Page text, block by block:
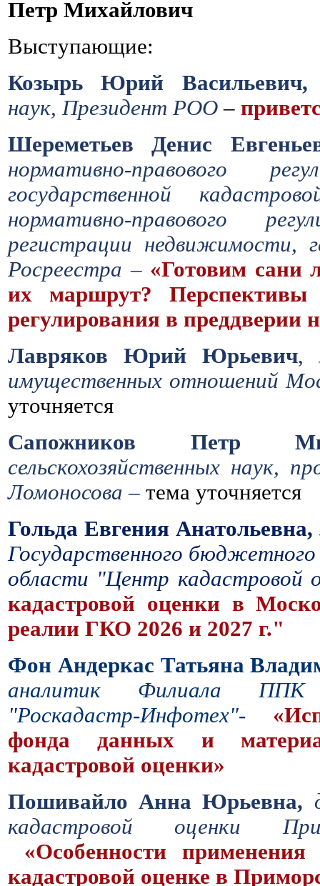
Петр Михайлович
Выступающие:
Козырь Юрий Васильевич,
наук, Президент РОО –
Шереметьев Денис
нормативно-правового
государственной
нормативно-правового
регистрации недвижимости,
Росреестра – «Готовим сани
их маршрут? Перспективы
регулирования в преддверии
Лавряков Юрий Юрьевич,
имущественных отношений
уточняется
Сапожников Петр
сельскохозяйственных
Ломоносова – тема уточняется
Гольда Евгения Анатольевна,
Государственного
области "Центр кадастровой
кадастровой оценки в
реалии ГКО 2026 и 2027 г."
Фон Андеркас Татьяна
аналитик Филиала
"Роскадастр-Инфотех"-
фонда данных и
кадастровой оценки»
Пошивайло Анна Юрьевна,
кадастровой оценки
«Особенности
кадастровой оценке в